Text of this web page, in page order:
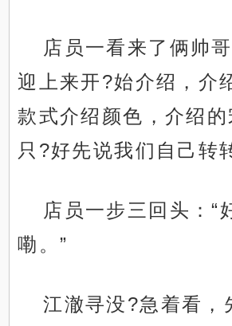
店员一看来了俩帅
迎上来开?始介绍，介
款式介绍颜色，介绍的
只?好先说我们自己转
店员一步三回头：“
嘞。”
江澈寻没?急着看，